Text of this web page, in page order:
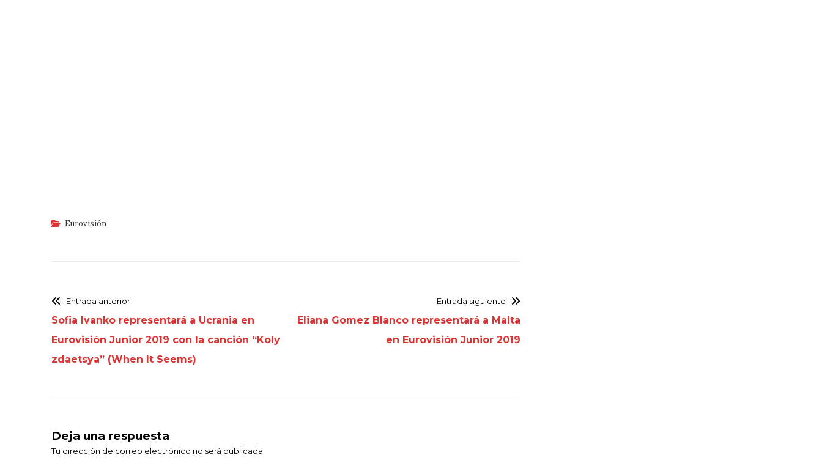
Eurovisión
Entrada anterior
Sofia Ivanko representará a Ucrania en
Eurovisión Junior 2019 con la canción “Koly
zdaetsya” (When It Seems)
Entrada siguiente
Eliana Gomez Blanco representará a Malta
en Eurovisión Junior 2019
Deja una respuesta
Tu dirección de correo electrónico no será publicada.